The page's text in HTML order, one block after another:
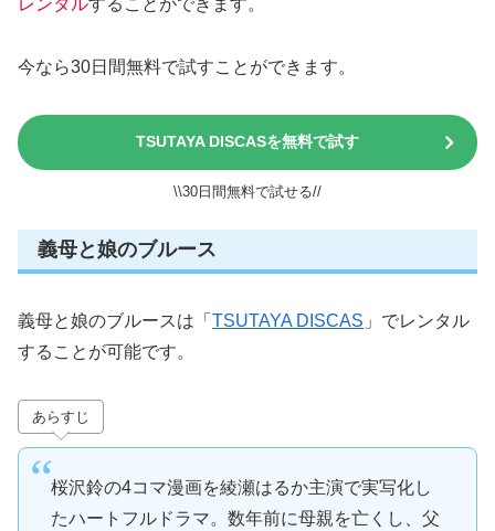
レンタルすることができます。
今なら30日間無料で試すことができます。
TSUTAYA DISCASを無料で試す
\\30日間無料で試せる//
義母と娘のブルース
義母と娘のブルースは「 TSUTAYA DISCAS 」でレンタル
することが可能です。
あらすじ
桜沢鈴の4コマ漫画を綾瀬はるか主演で実写化し
たハートフルドラマ。数年前に母親を亡くし、父